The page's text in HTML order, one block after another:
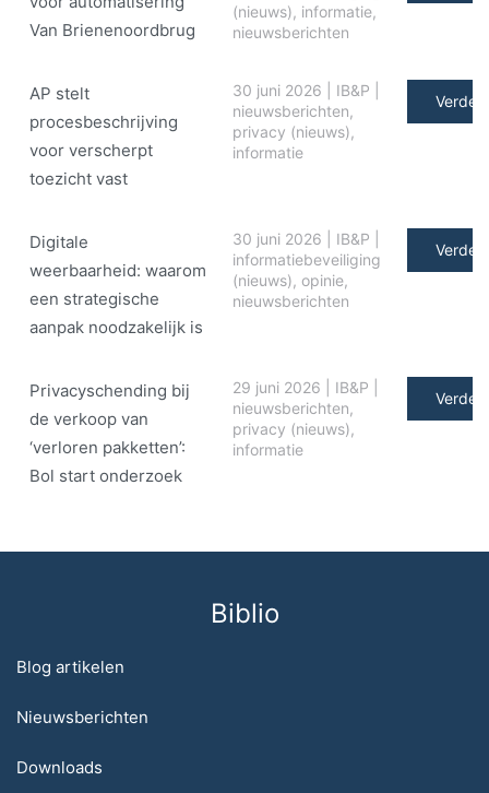
Van Brienenoordbrug
(nieuws), informatie,
nieuwsberichten
AP stelt
procesbeschrijving
voor verscherpt
toezicht vast
30 juni 2026 IB&P
nieuwsberichten,
privacy (nieuws),
informatie
Verder
Digitale
weerbaarheid: waarom
een strategische
aanpak noodzakelijk is
30 juni 2026 IB&P
informatiebeveiliging
(nieuws), opinie,
nieuwsberichten
Verder
Privacyschending bij
de verkoop van
‘verloren pakketten’:
Bol start onderzoek
29 juni 2026 IB&P
nieuwsberichten,
privacy (nieuws),
informatie
Verder
Biblio
Blog artikelen
Nieuwsberichten
Downloads